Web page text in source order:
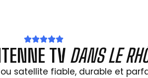
TV DANS LE
satellite fiable, durable et